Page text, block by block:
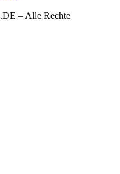
.DE – Alle Rechte